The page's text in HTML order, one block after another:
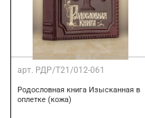
арт. РДР/Т21/012-061
Родословная книга Изысканная в
оплетке (кожа)